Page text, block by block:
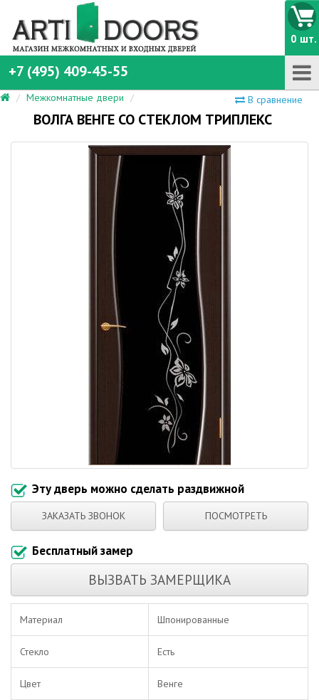
+7 (495) 409-45-55
0 шт.
В сравнение
Межкомнатные двери
ВОЛГА ВЕНГЕ СО СТЕКЛОМ ТРИПЛЕКС
Эту дверь можно сделать раздвижной
ЗАКАЗАТЬ ЗВОНОК ПОСМОТРЕТЬ
Бесплатный замер
ВЫЗВАТЬ ЗАМЕРЩИКА
Материал Шпонированные
Стекло Есть
Цвет Венге